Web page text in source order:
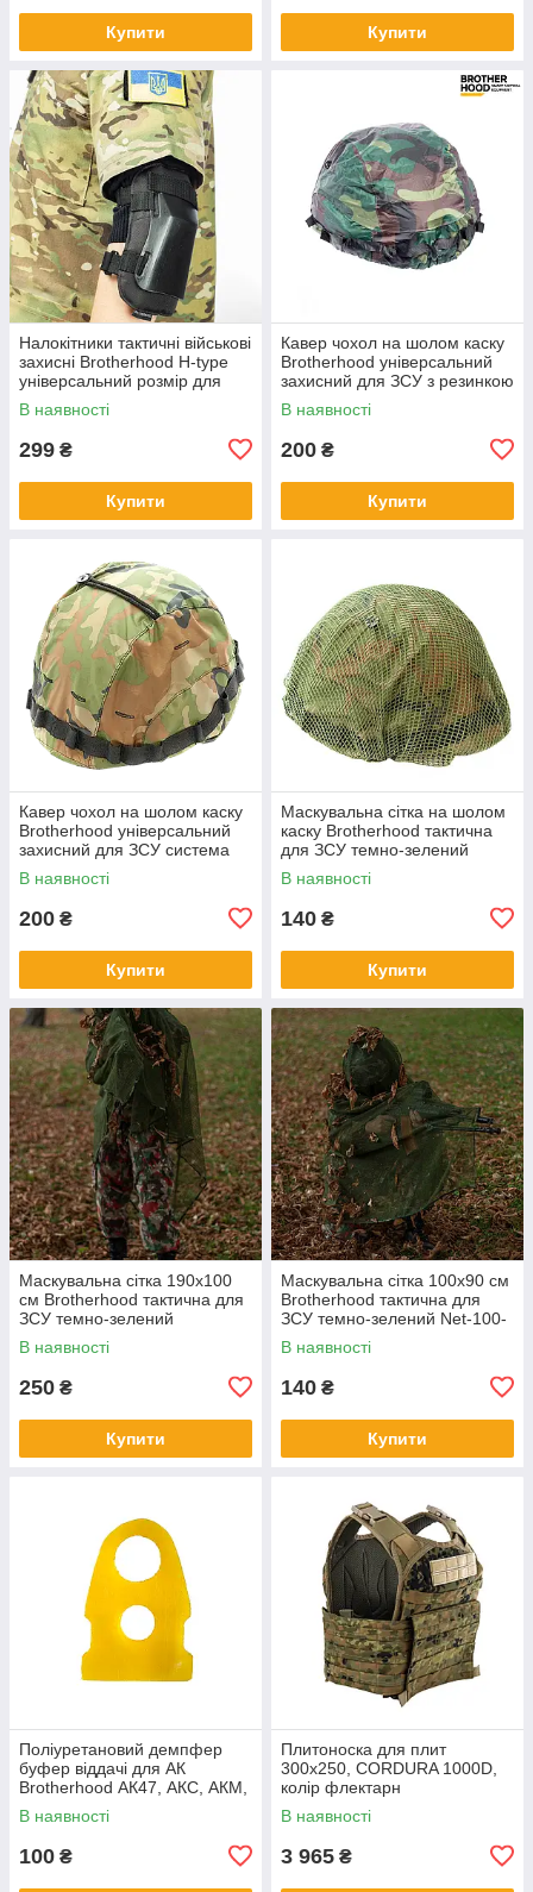
Купити Купити
Налокітники тактичні військові
захисні Brotherhood H-type
універсальний розмір для
ЗСУ чорний
В наявності
299 ₴
Купити
Кавер чохол на шолом каску
Brotherhood універсальний
захисний для ЗСУ з резинкою
система Моллі Дубок
В наявності
200 ₴
Купити
Кавер чохол на шолом каску
Brotherhood універсальний
захисний для ЗСУ система
Моллі світло-зелений
В наявності
200 ₴
Купити
Маскувальна сітка на шолом
каску Brotherhood тактична
для ЗСУ темно-зелений
В наявності
140 ₴
Купити
Маскувальна сітка 190х100
см Brotherhood тактична для
ЗСУ темно-зелений
В наявності
250 ₴
Купити
Маскувальна сітка 100х90 см
Brotherhood тактична для
ЗСУ темно-зелений Net-100-
90-DG
В наявності
140 ₴
Купити
Поліуретановий демпфер
буфер віддачі для АК
Brotherhood АК47, АКС, АКМ,
АКСМ, АКМСУ, АК-74, АКС74
В наявності
100 ₴
Плитоноска для плит
300х250, CORDURA 1000D,
колір флектарн
В наявності
3 965 ₴